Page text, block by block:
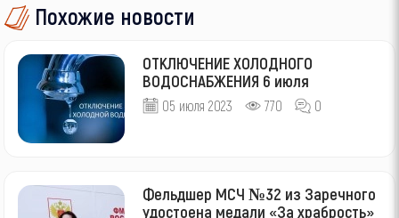
Похожие новости
ОТКЛЮЧЕНИЕ ХОЛОДНОГО
ВОДОСНАБЖЕНИЯ 6 июля
05 июля 2023 770 0
Фельдшер МСЧ №32 из Заречного
удостоена медали «За храбрость»